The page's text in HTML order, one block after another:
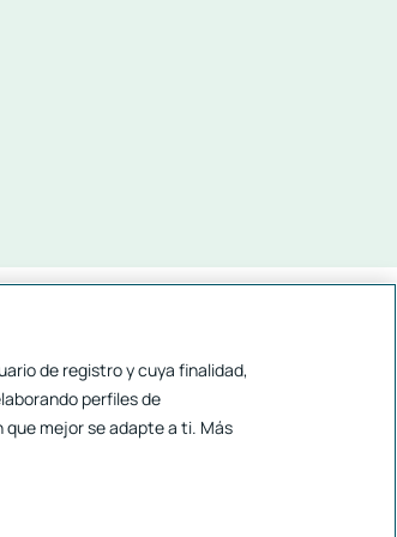
Twitterfacebookyoutube
de registro y cuya finalidad,
perfiles de
mejor se adapte a ti. Más